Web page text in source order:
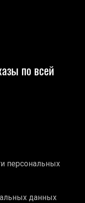
по всей
персональных
данных